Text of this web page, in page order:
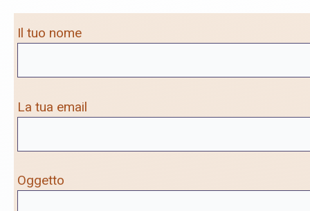
Il tuo nome
La tua email
Oggetto